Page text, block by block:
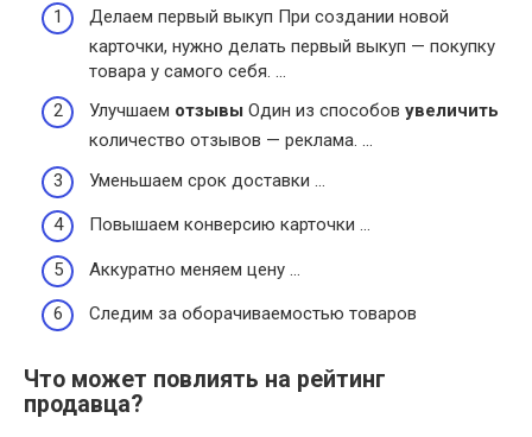
Делаем первый выкуп При создании новой
карточки, нужно делать первый выкуп — покупку
товара у самого себя. …
Улучшаем отзывы Один из способов увеличить
количество отзывов — реклама. …
Уменьшаем срок доставки …
Повышаем конверсию карточки …
Аккуратно меняем цену …
Следим за оборачиваемостью товаров
Что может повлиять на рейтинг
продавца?